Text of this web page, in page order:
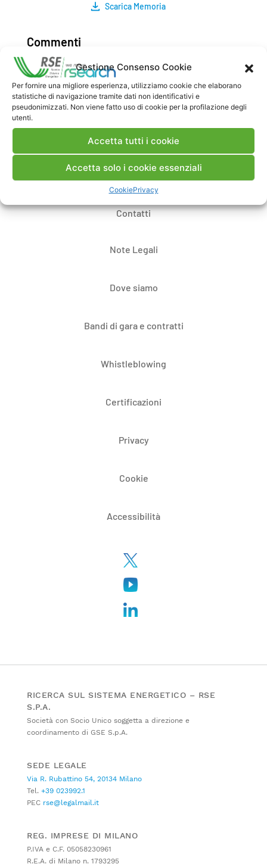
Gestione Consenso Cookie
Per fornire una migliore esperienza, utilizziamo cookie che elaborano
statistiche di navigazione tramite dati non identificativi e
pseudonimizzati. Non viene fatto uso di cookie per la profilazione degli
utenti.
Accetta tutti i cookie
Accetta solo i cookie essenziali
CookiePrivacy
Scarica Memoria
Commenti
Pubblica un commento
Contatti
Note Legali
Dove siamo
Bandi di gara e contratti
Whistleblowing
Certificazioni
Privacy
Cookie
Accessibilità
RICERCA SUL SISTEMA ENERGETICO – RSE
S.P.A.
Società con Socio Unico soggetta a direzione e
coordinamento di GSE S.p.A.
SEDE LEGALE
Via R. Rubattino 54, 20134 Milano
Tel. +39 023992.1
PEC rse@legalmail.it
REG. IMPRESE DI MILANO
P.IVA e C.F. 05058230961
R.E.A. di Milano n. 1793295